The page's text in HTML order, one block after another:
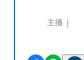
主播